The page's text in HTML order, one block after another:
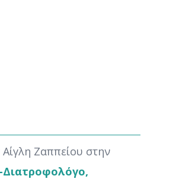
Ζαππείου στην
Διατροφολόγο,